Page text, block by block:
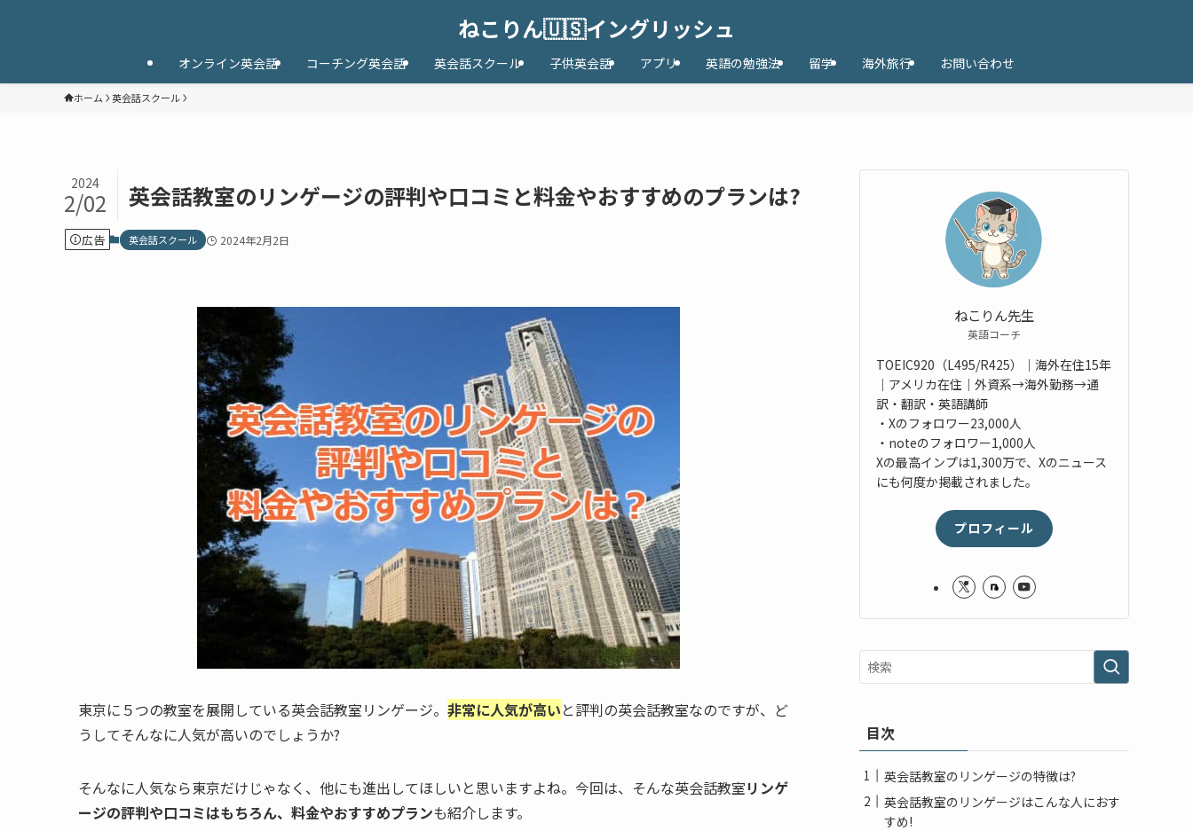
ねこりん🇺🇸イングリッシュ
オンライン英会話 コーチング英会話 英会話スクール 子供英会話 アプリ 英語の勉強法 留学 海外旅行 お問い合わせ
ホーム 英会話スクール
英会話教室のリンゲージの評判や口コミと料金やおすすめのプランは?
2024
2/02
広告 英会話スクール 2024年2月2日
東京に５つの教室を展開している英会話教室リンゲージ。 非常に人気が高いと評判の英会話教室なのですが、ど
うしてそんなに人気が高いのでしょうか?
そんなに人気なら東京だけじゃなく、他にも進出してほしいと思いますよね。今回は、そんな英会話教室リンゲ
ージの評判や口コミはもちろん、料金やおすすめプランも紹介します。
ねこりん先生
英語コーチ
TOEIC920（L495/R425）｜海外在住15年
｜アメリカ在住｜外資系→海外勤務→通
訳・翻訳・英語講師
・Xのフォロワー23,000人
・noteのフォロワー1,000人
Xの最高インプは1,300万で、Xのニュース
にも何度か掲載されました。
プロフィール
目次
英会話教室のリンゲージの特徴は?
英会話教室のリンゲージはこんな人におす
すめ!